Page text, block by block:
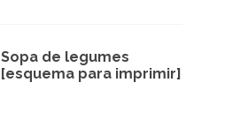
Sopa de legumes
[esquema para imprimir]